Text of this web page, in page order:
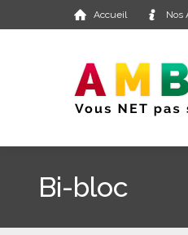
Accueil Nos
Bi-bloc